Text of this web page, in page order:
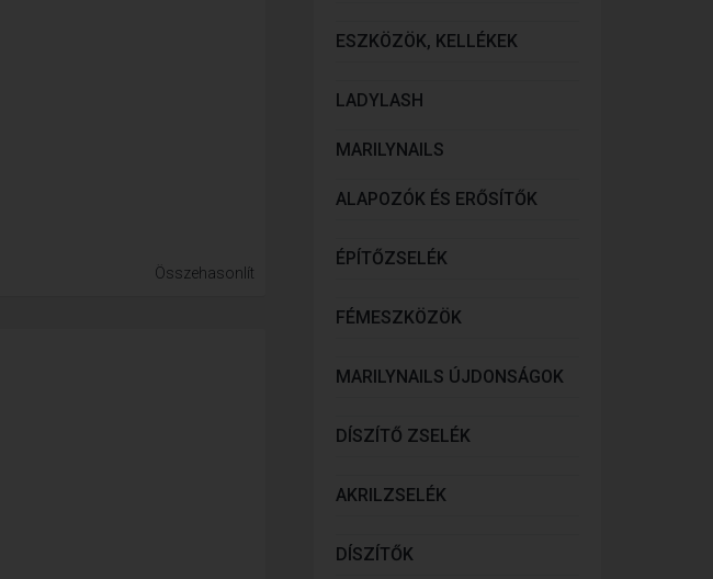
Összehasonlít
ESZKÖZÖK, KELLÉKEK
LADYLASH
MARILYNAILS
ALAPOZÓK ÉS ERŐSÍTŐK
ÉPÍTŐZSELÉK
FÉMESZKÖZÖK
MARILYNAILS ÚJDONSÁGOK
DÍSZÍTŐ ZSELÉK
AKRILZSELÉK
DÍSZÍTŐK